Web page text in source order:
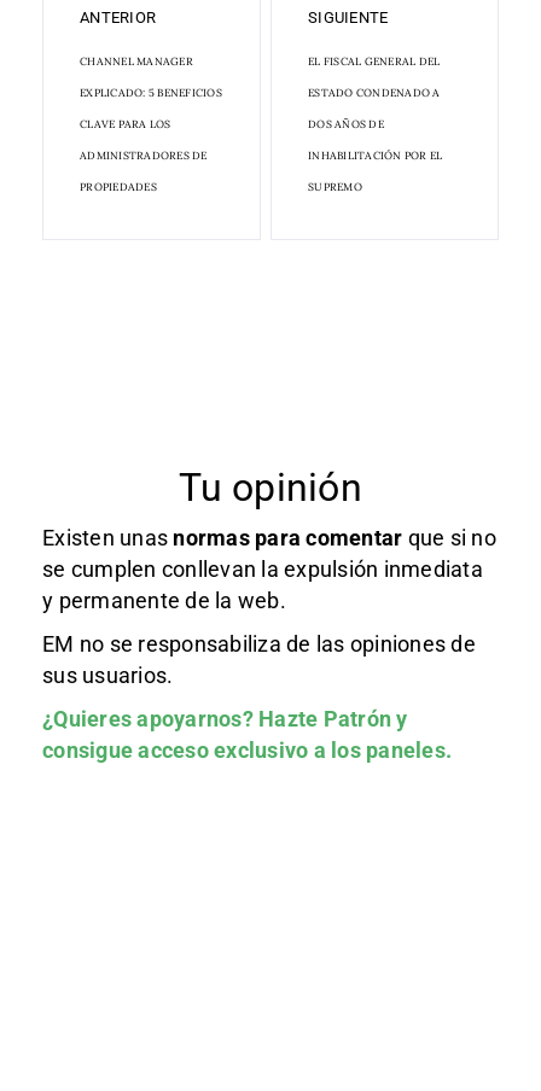
ANTERIOR
CHANNEL MANAGER
EXPLICADO: 5 BENEFICIOS
CLAVE PARA LOS
ADMINISTRADORES DE
PROPIEDADES
SIGUIENTE
EL FISCAL GENERAL DEL
ESTADO CONDENADO A
DOS AÑOS DE
INHABILITACIÓN POR EL
SUPREMO
Tu opinión
Existen unas normas para comentar que si no
se cumplen conllevan la expulsión inmediata
y permanente de la web.
EM no se responsabiliza de las opiniones de
sus usuarios.
¿Quieres apoyarnos? Hazte Patróny
consigue acceso exclusivo a los paneles.